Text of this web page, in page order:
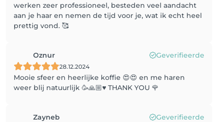
werken zeer professioneel, besteden veel aandacht
aan je haar en nemen de tijd voor je, wat ik echt heel
prettig vond. 🥰
Oznur Geverifieerde
28.12.2024
Mooie sfeer en heerlijke koffie 😍😍 en me haren
weer blij natuurlijk 🥳🙏🏼♥️ THANK YOU 🌹
Zayneb Geverifieerde